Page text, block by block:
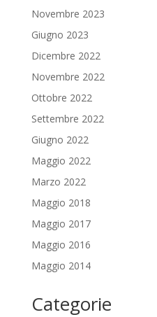
Novembre 2023
Giugno 2023
Dicembre 2022
Novembre 2022
Ottobre 2022
Settembre 2022
Giugno 2022
Maggio 2022
Marzo 2022
Maggio 2018
Maggio 2017
Maggio 2016
Maggio 2014
Categorie